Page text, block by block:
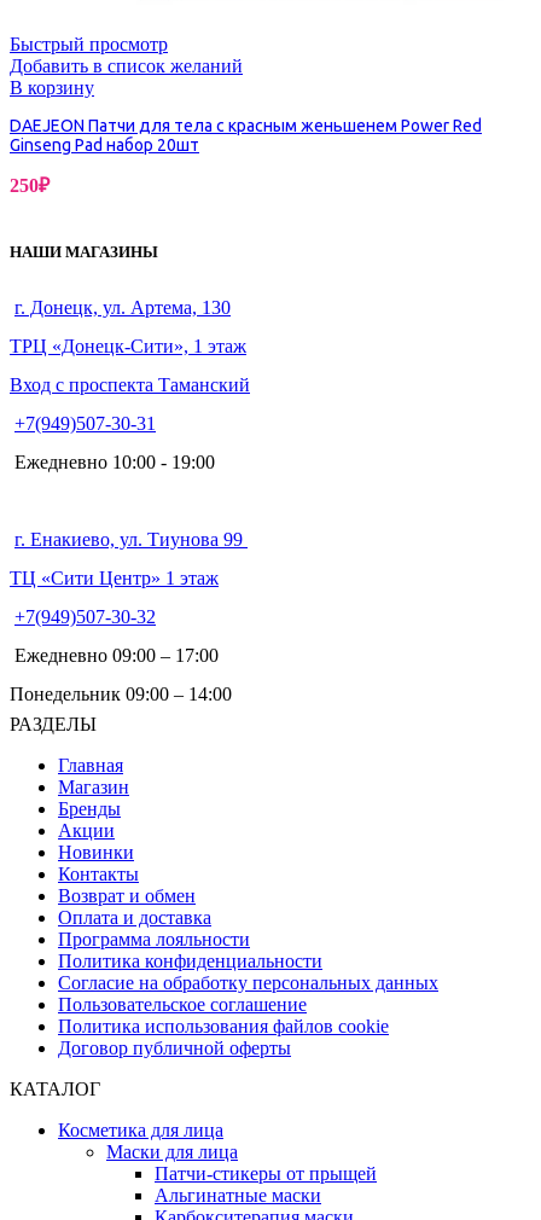
Быстрый просмотр
Добавить в список желаний
В корзину
DAEJEON Патчи для тела с красным женьшенем Power Red
Ginseng Pad набор 20шт
250₽
НАШИ МАГАЗИНЫ
г. Донецк, ул. Артема, 130
ТРЦ «Донецк-Сити», 1 этаж
Вход с проспекта Таманский
+7(949)507-30-31
Ежедневно 10:00 - 19:00
г. Енакиево, ул. Тиунова 99
ТЦ «Сити Центр» 1 этаж
+7(949)507-30-32
Ежедневно 09:00 – 17:00
Понедельник 09:00 – 14:00
РАЗДЕЛЫ
Главная
Магазин
Бренды
Акции
Новинки
Контакты
Возврат и обмен
Оплата и доставка
Программа лояльности
Политика конфиденциальности
Согласие на обработку персональных данных
Пользовательское соглашение
Политика использования файлов cookie
Договор публичной оферты
КАТАЛОГ
Косметика для лица
Маски для лица
Патчи-стикеры от прыщей
Альгинатные маски